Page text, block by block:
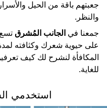
جعبتهم باقة من الحيل
والنظر.
جمعنا في الجانب المُشرق
على حيوية شعرك وكثافته
المكافأة لنشرح لك كيف
للغاية.
استخدمي